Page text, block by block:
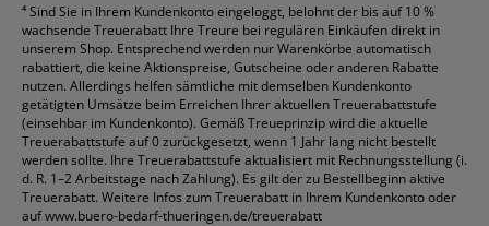
⁴Sind Sie in Ihrem Kundenkonto eingeloggt, belohnt der bis auf 10 %
wachsende Treuerabatt Ihre Treure bei regulären Einkäufen direkt in
unserem Shop. Entsprechend werden nur Warenkörbe automatisch
rabattiert, die keine Aktionspreise, Gutscheine oder anderen Rabatte
nutzen. Allerdings helfen sämtliche mit demselben Kundenkonto
getätigten Umsätze beim Erreichen Ihrer aktuellen Treuerabattstufe
(einsehbar im Kundenkonto). Gemäß Treueprinzip wird die aktuelle
Treuerabattstufe auf 0 zurückgesetzt, wenn 1 Jahr lang nicht bestellt
werden sollte. Ihre Treuerabattstufe aktualisiert mit Rechnungsstellung (i.
d. R. 1–2 Arbeitstage nach Zahlung). Es gilt der zu Bestellbeginn aktive
Treuerabatt. Weitere Infos zum Treuerabatt in Ihrem Kundenkonto oder
aufwww.buero-bedarf-thueringen.de/treuerabatt